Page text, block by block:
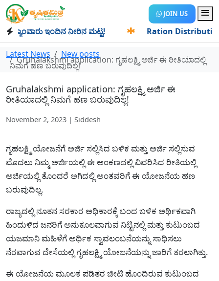
JOIN US
ಇಂದಿನ ನೀರಿನ ಮಟ್ಟ! Ration Distribution-
Latest News New posts
Gruhalakshmi application: ಗೃಹಲಕ್ಷ್ಮಿ ಅರ್ಜಿ ಈ ರೀತಿಯಾದಲ್ಲಿ
ನಿಮಗೆ ಹಣ ಬರುವುದಿಲ್ಲ!
Gruhalakshmi application: ಗೃಹಲಕ್ಷ್ಮಿ ಅರ್ಜಿ ಈ
ರೀತಿಯಾದಲ್ಲಿ ನಿಮಗೆ ಹಣ ಬರುವುದಿಲ್ಲ!
November 2, 2023 | Siddesh
ಗೃಹಲಕ್ಷ್ಮಿ ಯೋಜನೆಗೆ ಅರ್ಜಿ ಸಲ್ಲಿಸಿದ ಬಳಿಕ ಮತ್ತು ಅರ್ಜಿ ಸಲ್ಲಿಸುವ
ಮೊದಲು ನಿಮ್ಮ ಅರ್ಜಿಯಲ್ಲಿ ಈ ಅಂಕಣದಲ್ಲಿ ವಿವರಿಸಿದ ರೀತಿಯಲ್ಲಿ
ಅರ್ಜಿಯಲ್ಲಿ ತೊಂದರೆ ಅಗಿದಲ್ಲಿ ಅಂತವರಿಗೆ ಈ ಯೋಜನೆಯ ಹಣ
ಬರುವುದಿಲ್ಲ.
ರಾಜ್ಯದಲ್ಲಿ ನೂತನ ಸರಕಾರ ಅಧಿಕಾರಕ್ಕೆ ಬಂದ ಬಳಿಕ ಅರ್ಥಿಕವಾಗಿ
ಹಿಂದುಳಿದ ಜನರಿಗೆ ಅನುಕೂಲವಾಗುವ ನಿಟ್ಟಿನಲ್ಲಿ ಮತ್ತು ಕುಟುಂಬದ
ಯಜಮಾನಿ ಮಹಿಳೆಗೆ ಅರ್ಥಿಕ ಸ್ವಾವಲಂಬನೆಯನ್ನು ಸಾಧಿಸಲು
ನೆರವಾಗುವ ದೇಸೆಯಲ್ಲಿ ಗೃಹಲಕ್ಷ್ಮಿ ಯೋಜನೆಯನ್ನು ಜಾರಿಗೆ ತರಲಾಗಿತ್ತು.
ಈ ಯೋಜನೆಯ ಮೂಲಕ ಪಡಿತರ ಚೀಟಿ ಹೊಂದಿರುವ ಕುಟುಂಬದ